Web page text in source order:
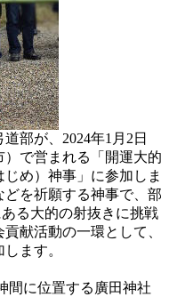
部が、2024年1月2日
）で営まれる「開運大的
め）神事」に参加しま
を祈願する神事で、部
る大的の射抜きに挑戦
献活動の一環として、
ます。
間に位置する廣田神社